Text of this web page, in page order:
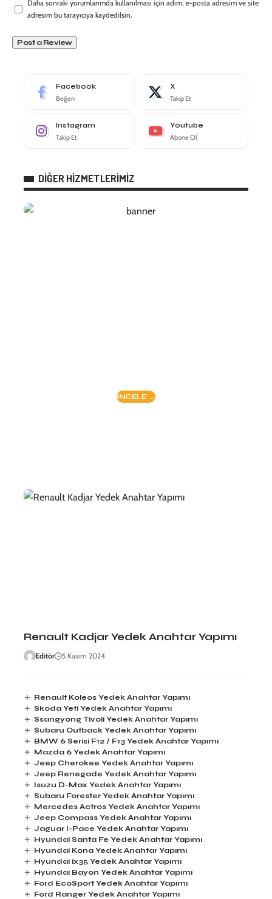
Daha sonraki yorumlarımda kullanılması için adım, e-posta adresim ve site
adresim bu tarayıcıya kaydedilsin.
Facebook
Beğen
X
Takip Et
Instagram
Takip Et
Youtube
Abone Ol
DİĞER HİZMETLERİMİZ
İNCELE →
Renault Kadjar Yedek Anahtar Yapımı
Editör 5 Kasım 2024
Renault Koleos Yedek Anahtar Yapımı
Skoda Yeti Yedek Anahtar Yapımı
Ssangyong Tivoli Yedek Anahtar Yapımı
Subaru Outback Yedek Anahtar Yapımı
BMW 6 Serisi F12 / F13 Yedek Anahtar Yapımı
Mazda 6 Yedek Anahtar Yapımı
Jeep Cherokee Yedek Anahtar Yapımı
Jeep Renegade Yedek Anahtar Yapımı
Isuzu D-Max Yedek Anahtar Yapımı
Subaru Forester Yedek Anahtar Yapımı
Mercedes Actros Yedek Anahtar Yapımı
Jeep Compass Yedek Anahtar Yapımı
Jaguar I-Pace Yedek Anahtar Yapımı
Hyundai Santa Fe Yedek Anahtar Yapımı
Hyundai Kona Yedek Anahtar Yapımı
Hyundai ix35 Yedek Anahtar Yapımı
Hyundai Bayon Yedek Anahtar Yapımı
Ford EcoSport Yedek Anahtar Yapımı
Ford Ranger Yedek Anahtar Yapımı